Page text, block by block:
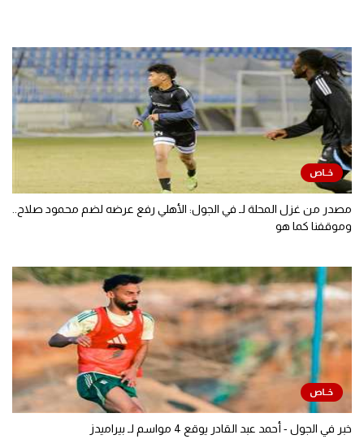
مصدر من غزل المحلة لـ في الجول: الأهلي رفع عرضه لضم محمود صلاح..
وموقفنا كما هو
خبر في الجول - أحمد عبد القادر يوقع 4 مواسم لـ بيراميدز